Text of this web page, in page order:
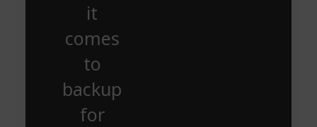
it
comes
to
backup
for